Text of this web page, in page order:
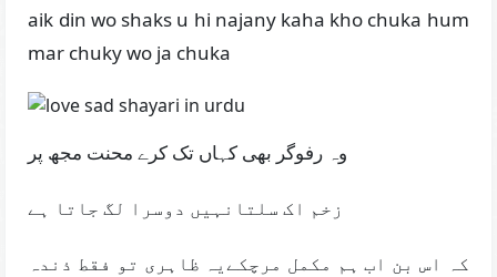
aik din wo shaks u hi najany kaha kho chuka hum
mar chuky wo ja chuka
وہ رفوگر بھی کہاں تک کرے محنت مجھ پر
زخم اک سلتانہیں دوسرا لگ جاتا ہے
کہ اس بن اب ہم مکمل مرچکےیہ ظاہری تو فقط ذندہ